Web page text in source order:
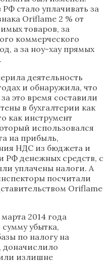
стало уплачивать за
Oriflame 2 % от
товаров, за
коммерческого
а за ноу-хау прямых
деятельность
и обнаружила, что
это время составили
в бухгалтерии как
как инструмент
использовался
на прибыль,
НДС из бюджета и
денежных средств, с
уплачены налоги. А
посчитали
Oriflame
2014 года
убытка,
по налогу на
доначислило
излишне